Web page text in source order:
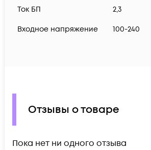
Ток БП 2,3
Входное напряжение 100-240
Отзывы о товаре
Пока нет ни одного отзыва